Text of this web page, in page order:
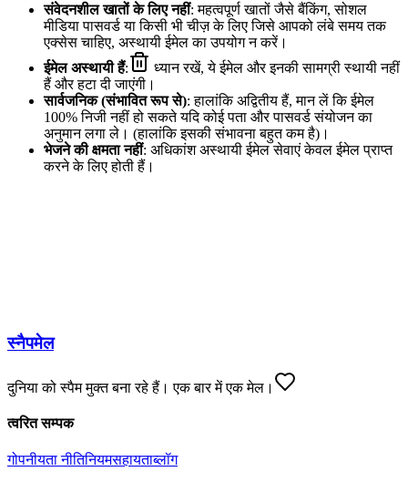
संवेदनशील खातों के लिए नहीं: महत्वपूर्ण खातों जैसे बैंकिंग, सोशल
मीडिया पासवर्ड या किसी भी चीज़ के लिए जिसे आपको लंबे समय तक
एक्सेस चाहिए, अस्थायी ईमेल का उपयोग न करें।
ईमेल अस्थायी हैं:
ध्यान रखें, ये ईमेल और इनकी सामग्री स्थायी नहीं
हैं और हटा दी जाएंगी।
सार्वजनिक (संभावित रूप से): हालांकि अद्वितीय हैं, मान लें कि ईमेल
100% निजी नहीं हो सकते यदि कोई पता और पासवर्ड संयोजन का
अनुमान लगा ले। (हालांकि इसकी संभावना बहुत कम है)।
भेजने की क्षमता नहीं: अधिकांश अस्थायी ईमेल सेवाएं केवल ईमेल प्राप्त
करने के लिए होती हैं।
स्नैपमेल
दुनिया को स्पैम मुक्त बना रहे हैं। एक बार में एक मेल।
त्वरित सम्पक
गोपनीयता नीतिनियमसहायताब्लॉग